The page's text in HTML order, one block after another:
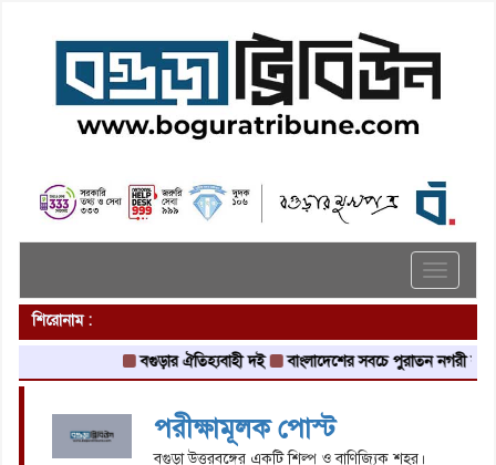
Toggle
শিরোনাম :
বগুড়ার ঐতিহ্যবাহী দই বাংলাদেশের সবচে পুরাতন নগরী
পরীক্ষামূলক পোস্ট
বগুড়া উত্তরবঙ্গের একটি শিল্প ও বাণিজ্যিক শহর।